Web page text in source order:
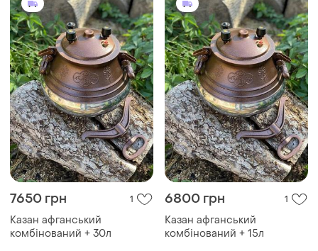
7650 грн 1
Казан афганський
комбінований + 30л
6800 грн 1
Казан афганський
комбінований + 15л